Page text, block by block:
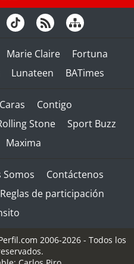
Marie Claire
Fortuna
Lunateen BATimes
Caras
Contigo
Stone
Sport Buzz
Maxima
Somos
Contáctenos
Reglas de participación
2006-2026 - Todos los